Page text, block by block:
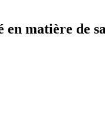
matière de